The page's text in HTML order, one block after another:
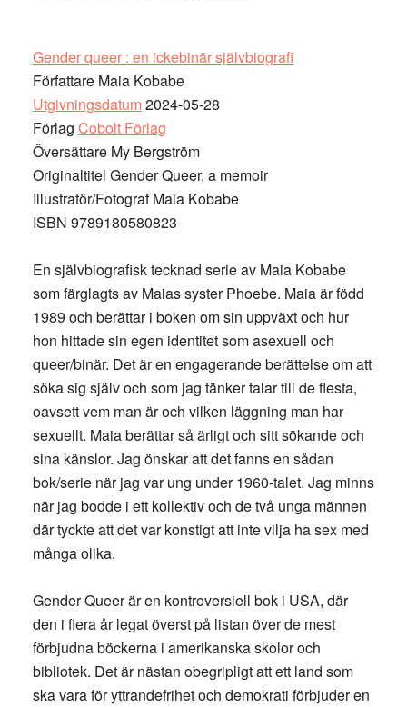
Gender queer : en ickebinär självbiografi
Författare Maia Kobabe
Utgivningsdatum2024-05-28
Förlag Cobolt Förlag
Översättare My Bergström
Originaltitel Gender Queer, a memoir
Illustratör/Fotograf Maia Kobabe
ISBN 9789180580823
En självbiografisk tecknad serie av Maia Kobabe
som färglagts av Maias syster Phoebe. Maia är född
1989 och berättar i boken om sin uppväxt och hur
hon hittade sin egen identitet som asexuell och
queer/binär. Det är en engagerande berättelse om att
söka sig själv och som jag tänker talar till de flesta,
oavsett vem man är och vilken läggning man har
sexuellt. Maia berättar så ärligt och sitt sökande och
sina känslor. Jag önskar att det fanns en sådan
bok/serie när jag var ung under 1960-talet. Jag minns
när jag bodde i ett kollektiv och de två unga männen
där tyckte att det var konstigt att inte vilja ha sex med
många olika.
Gender Queer är en kontroversiell bok i USA, där
den i flera år legat överst på listan över de mest
förbjudna böckerna i amerikanska skolor och
bibliotek. Det är nästan obegripligt att ett land som
ska vara för yttrandefrihet och demokrati förbjuder en